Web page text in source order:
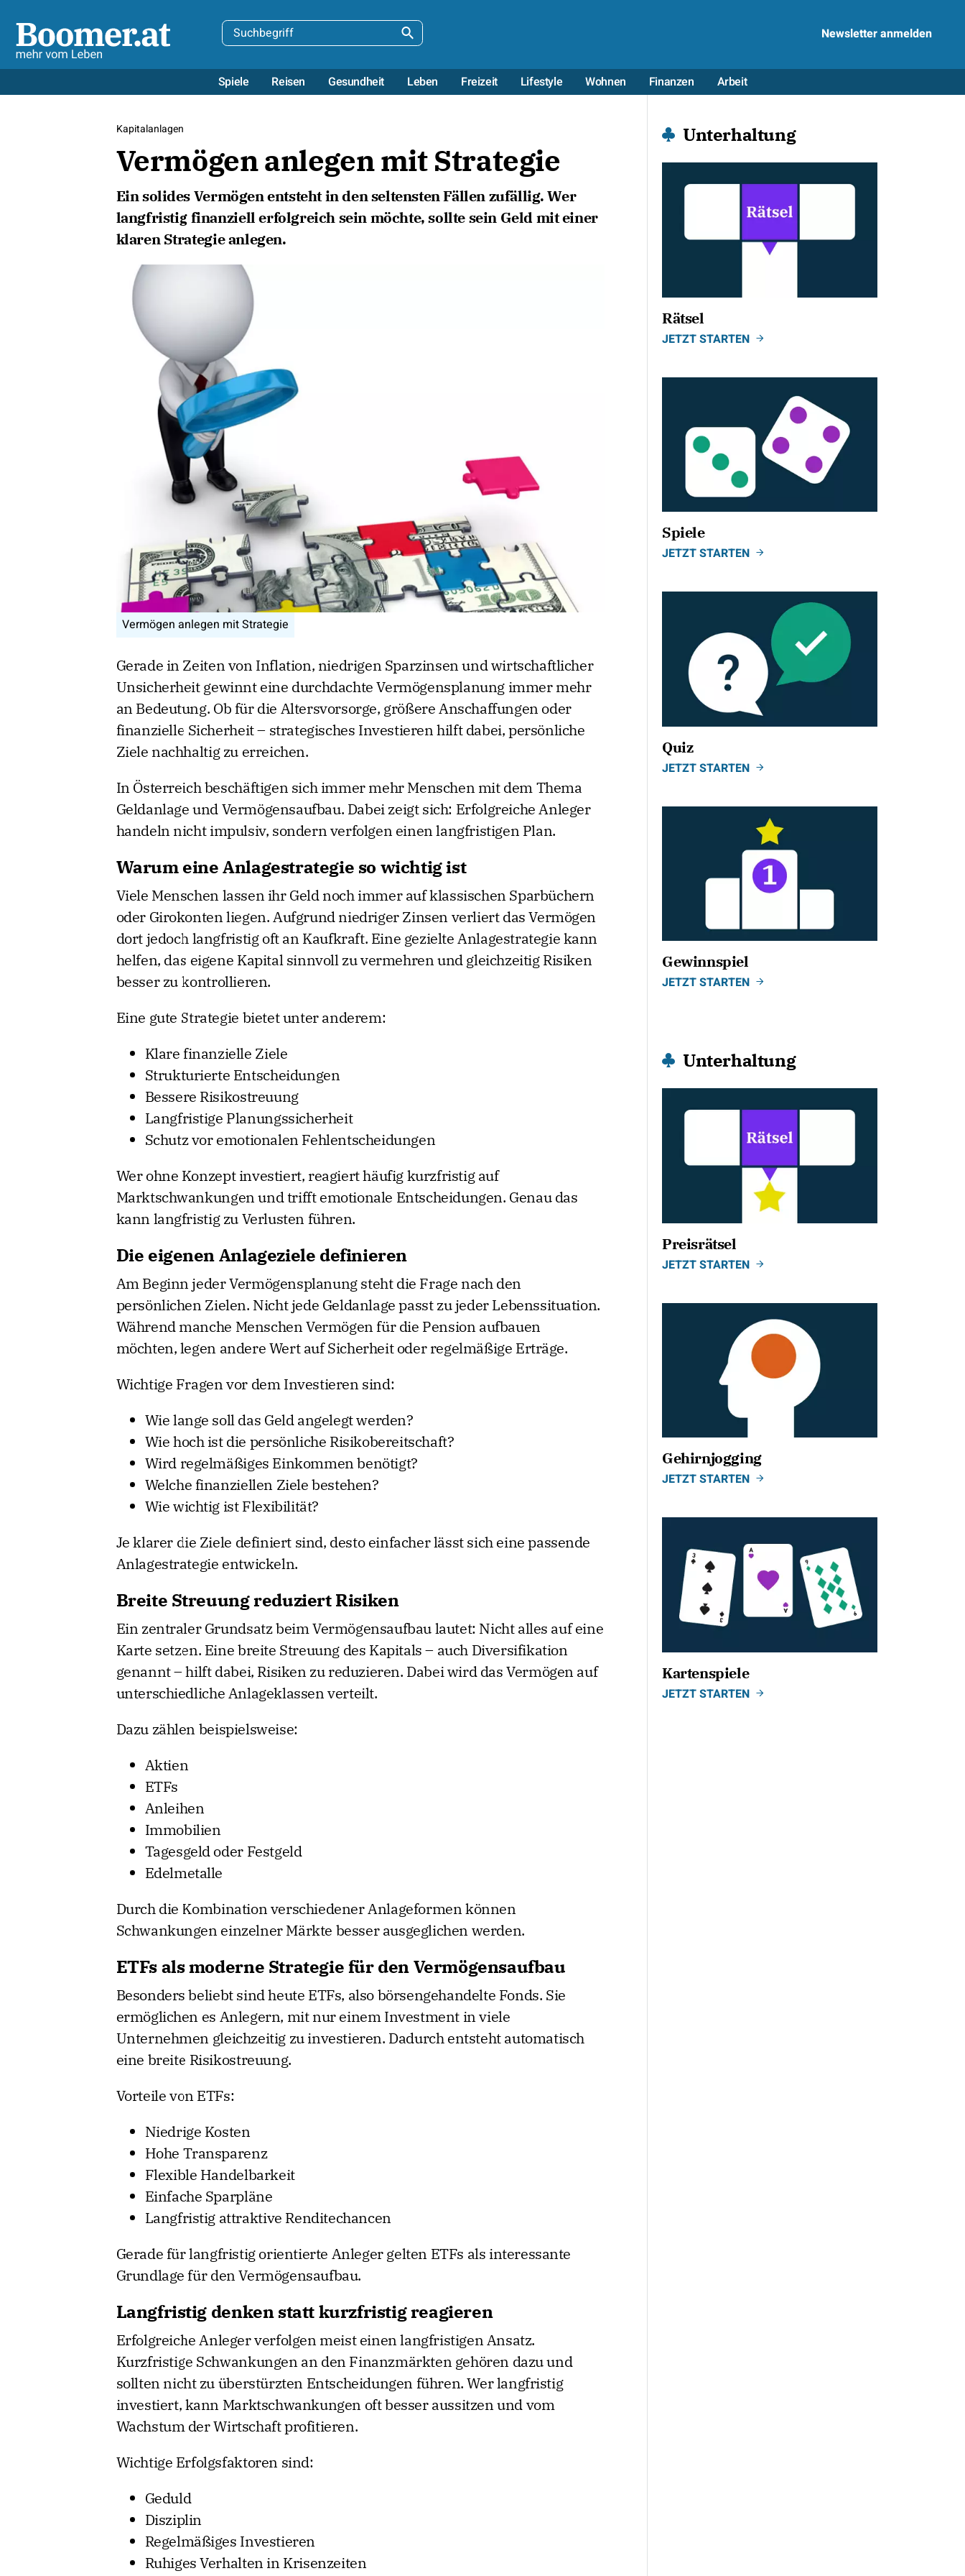
Newsletter anmelden
Spiele Reisen Gesundheit Leben Freizeit Lifestyle Wohnen Finanzen Arbeit
Kapitalanlagen
Vermögen anlegen mit Strategie
Ein solides Vermögen entsteht in den seltensten Fällen zufällig. Wer
langfristig finanziell erfolgreich sein möchte, sollte sein Geld mit einer
klaren Strategie anlegen.
Vermögen anlegen mit Strategie
Gerade in Zeiten von Inflation, niedrigen Sparzinsen und wirtschaftlicher
Unsicherheit gewinnt eine durchdachte Vermögensplanung immer mehr
an Bedeutung. Ob für die Altersvorsorge, größere Anschaffungen oder
finanzielle Sicherheit – strategisches Investieren hilft dabei, persönliche
Ziele nachhaltig zu erreichen.
In Österreich beschäftigen sich immer mehr Menschen mit dem Thema
Geldanlage und Vermögensaufbau. Dabei zeigt sich: Erfolgreiche Anleger
handeln nicht impulsiv, sondern verfolgen einen langfristigen Plan.
Warum eine Anlagestrategie so wichtig ist
Viele Menschen lassen ihr Geld noch immer auf klassischen Sparbüchern
oder Girokonten liegen. Aufgrund niedriger Zinsen verliert das Vermögen
dort jedoch langfristig oft an Kaufkraft. Eine gezielte Anlagestrategie kann
helfen, das eigene Kapital sinnvoll zu vermehren und gleichzeitig Risiken
besser zu kontrollieren.
Eine gute Strategie bietet unter anderem:
Klare finanzielle Ziele
Strukturierte Entscheidungen
Bessere Risikostreuung
Langfristige Planungssicherheit
Schutz vor emotionalen Fehlentscheidungen
Wer ohne Konzept investiert, reagiert häufig kurzfristig auf
Marktschwankungen und trifft emotionale Entscheidungen. Genau das
kann langfristig zu Verlusten führen.
Die eigenen Anlageziele definieren
Am Beginn jeder Vermögensplanung steht die Frage nach den
persönlichen Zielen. Nicht jede Geldanlage passt zu jeder Lebenssituation.
Während manche Menschen Vermögen für die Pension aufbauen
möchten, legen andere Wert auf Sicherheit oder regelmäßige Erträge.
Wichtige Fragen vor dem Investieren sind:
Wie lange soll das Geld angelegt werden?
Wie hoch ist die persönliche Risikobereitschaft?
Wird regelmäßiges Einkommen benötigt?
Welche finanziellen Ziele bestehen?
Wie wichtig ist Flexibilität?
Je klarer die Ziele definiert sind, desto einfacher lässt sich eine passende
Anlagestrategie entwickeln.
Breite Streuung reduziert Risiken
Ein zentraler Grundsatz beim Vermögensaufbau lautet: Nicht alles auf eine
Karte setzen. Eine breite Streuung des Kapitals – auch Diversifikation
genannt – hilft dabei, Risiken zu reduzieren. Dabei wird das Vermögen auf
unterschiedliche Anlageklassen verteilt.
Dazu zählen beispielsweise:
Aktien
ETFs
Anleihen
Immobilien
Tagesgeld oder Festgeld
Edelmetalle
Durch die Kombination verschiedener Anlageformen können
Schwankungen einzelner Märkte besser ausgeglichen werden.
ETFs als moderne Strategie für den Vermögensaufbau
Besonders beliebt sind heute ETFs, also börsengehandelte Fonds. Sie
ermöglichen es Anlegern, mit nur einem Investment in viele
Unternehmen gleichzeitig zu investieren. Dadurch entsteht automatisch
eine breite Risikostreuung.
Vorteile von ETFs:
Niedrige Kosten
Hohe Transparenz
Flexible Handelbarkeit
Einfache Sparpläne
Langfristig attraktive Renditechancen
Gerade für langfristig orientierte Anleger gelten ETFs als interessante
Grundlage für den Vermögensaufbau.
Langfristig denken statt kurzfristig reagieren
Erfolgreiche Anleger verfolgen meist einen langfristigen Ansatz.
Kurzfristige Schwankungen an den Finanzmärkten gehören dazu und
sollten nicht zu überstürzten Entscheidungen führen. Wer langfristig
investiert, kann Marktschwankungen oft besser aussitzen und vom
Wachstum der Wirtschaft profitieren.
Wichtige Erfolgsfaktoren sind:
Geduld
Disziplin
Regelmäßiges Investieren
Ruhiges Verhalten in Krisenzeiten
Unterhaltung
Rätsel
JETZT STARTEN
Spiele
JETZT STARTEN
Quiz
JETZT STARTEN
Gewinnspiel
JETZT STARTEN
Unterhaltung
Preisrätsel
JETZT STARTEN
Gehirnjogging
JETZT STARTEN
Kartenspiele
JETZT STARTEN